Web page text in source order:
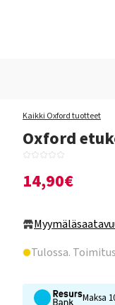
Kaikki Oxford tuotteet
Oxford
14,90€
Tulossa.
Maksa